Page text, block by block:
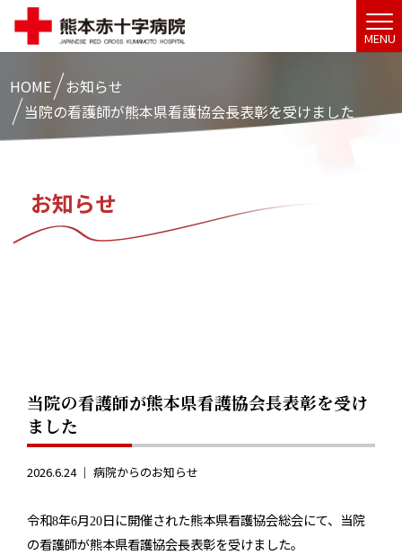
MENU
HOME
お知らせ
当院の看護師が熊本県看護協会長表彰を受けました
お知らせ
当院の看護師が熊本県看護協会長表彰を受け
ました
2026.6.24 ｜病院からのお知らせ
令和8年6月20日に開催された熊本県看護協会総会にて、当院
の看護師が熊本県看護協会長表彰を受けました。